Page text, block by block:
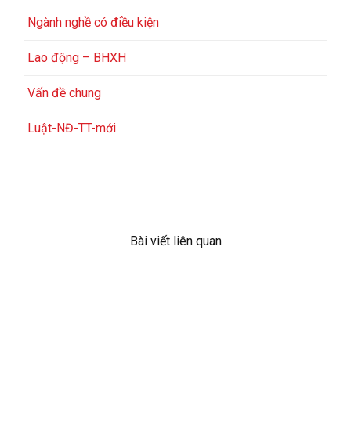
Ngành nghề có điều kiện
Lao động – BHXH
Vấn đề chung
Luật-NĐ-TT-mới
Bài viết liên quan